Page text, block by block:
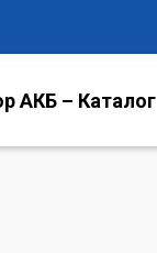
АКБ – Каталог